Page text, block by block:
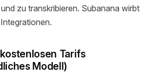
zu transkribieren. Subanana wirbt
Tarifs
Modell)